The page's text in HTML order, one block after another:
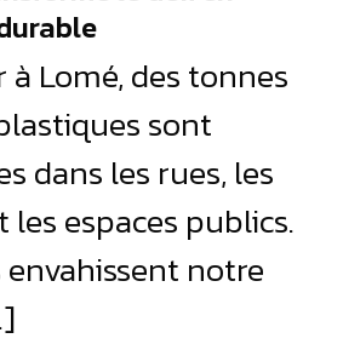
Lomé, des tonnes
sont
dans les rues, les
les espaces publics.
envahissent notre